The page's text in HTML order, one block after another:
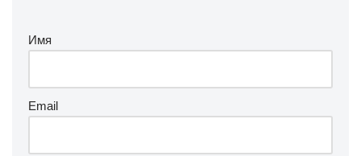
Имя
Email